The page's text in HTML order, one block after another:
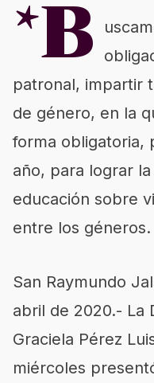
*B
patronal, impartir
de género, en la
forma obligatoria,
año, para lograr
educación sobre
entre los géneros.
San Raymundo
abril de 2020.- La
Graciela Pérez
miércoles